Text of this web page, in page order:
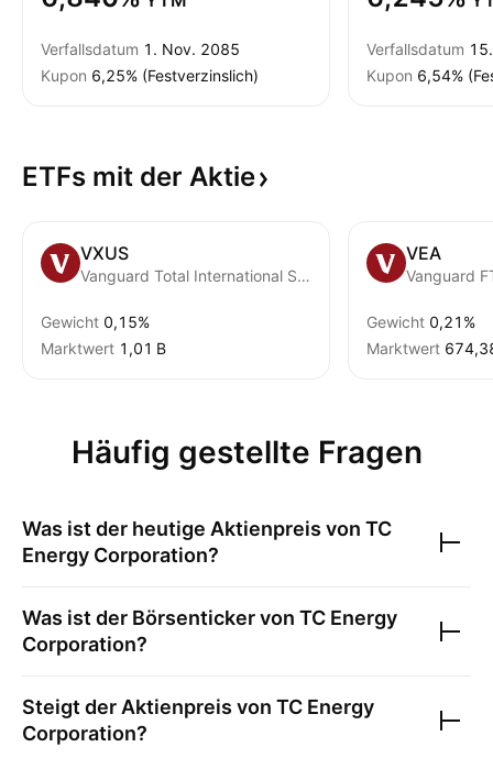
Verfallsdatum 1. Nov. 2085
Kupon 6,25% (Festverzinslich)
Verfallsdatum
Kupon 6,54%
ETFs mit der Aktie
VXUS
Vanguard Total International Stock ETF
Gewicht 0,15%
Marktwert ‪1,01 B‬
VEA
Gewicht 0,21%
Marktwert
Häufig gestellte Fragen
Was ist der heutige Aktienpreis von TC
Energy Corporation?
Was ist der Börsenticker von TC Energy
Corporation?
Steigt der Aktienpreis von TC Energy
Corporation?